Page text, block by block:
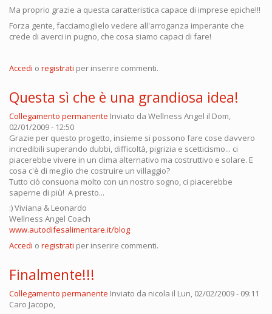
Ma proprio grazie a questa caratteristica capace di imprese epiche!!!
Forza gente, facciamoglielo vedere all'arroganza imperante che
crede di averci in pugno, che cosa siamo capaci di fare!
Accedi o registrati per inserire commenti.
Questa sì che è una grandiosa idea!
Collegamento permanente Inviato da Wellness Angel il Dom,
02/01/2009 - 12:50
Grazie per questo progetto, insieme si possono fare cose davvero
incredibili superando dubbi, difficoltà, pigrizia e scetticismo... ci
piacerebbe vivere in un clima alternativo ma costruttivo e solare. E
cosa c'è di meglio che costruire un villaggio?
Tutto ciò consuona molto con un nostro sogno, ci piacerebbe
saperne di più! A presto...
:) Viviana & Leonardo
Wellness Angel Coach
www.autodifesalimentare.it/blog
Accedi o registrati per inserire commenti.
Finalmente!!!
Collegamento permanente Inviato da nicola il Lun, 02/02/2009 - 09:11
Caro Jacopo,